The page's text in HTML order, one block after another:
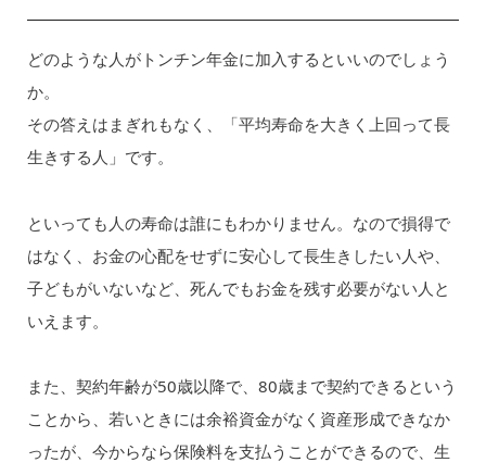
どのような人がトンチン年金に加入するといいのでしょう
か。
その答えはまぎれもなく、「平均寿命を大きく上回って長
生きする人」です。
といっても人の寿命は誰にもわかりません。なので損得で
はなく、お金の心配をせずに安心して長生きしたい人や、
子どもがいないなど、死んでもお金を残す必要がない人と
いえます。
また、契約年齢が50歳以降で、80歳まで契約できるという
ことから、若いときには余裕資金がなく資産形成できなか
ったが、今からなら保険料を支払うことができるので、生